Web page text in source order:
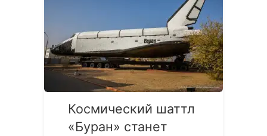
Космический шаттл
«Буран» станет